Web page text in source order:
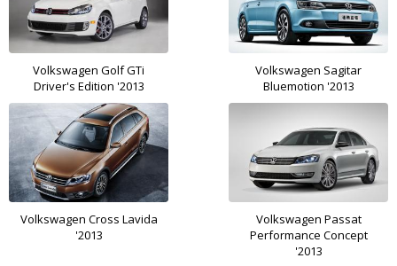
Volkswagen Golf GTi
Driver's Edition '2013
Volkswagen Sagitar
Bluemotion '2013
Volkswagen Cross Lavida
'2013
Volkswagen Passat
Performance Concept
'2013